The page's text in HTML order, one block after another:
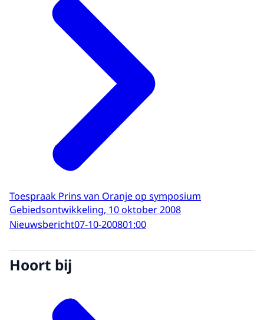
Toespraak Prins van Oranje op symposium
Gebiedsontwikkeling, 10 oktober 2008
Nieuwsbericht07-10-200801:00
Hoort bij